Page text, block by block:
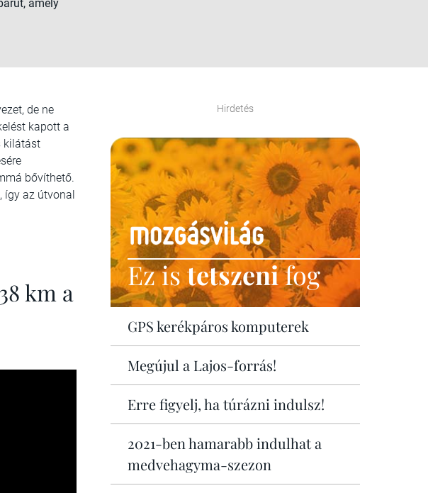
amely
de ne
kapott a
kilátást
bővíthető.
így az útvonal
km a
Hirdetés
Ez istetszenifog
GPS kerékpáros komputerek
Megújul a Lajos-forrás!
Erre figyelj, ha túrázni indulsz!
2021-ben hamarabb indulhat a
medvehagyma-szezon